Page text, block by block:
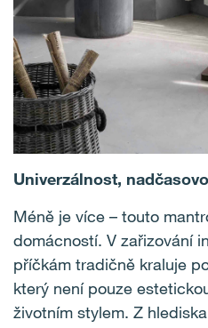
Univerzálnost,
Méně je více – touto
domácností. V zařizování
příčkám tradičně kraluje
který není pouze
životním stylem. Z